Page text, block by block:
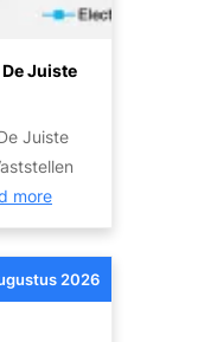
Juiste
Juiste
more:
T
i
p
Motor:2026